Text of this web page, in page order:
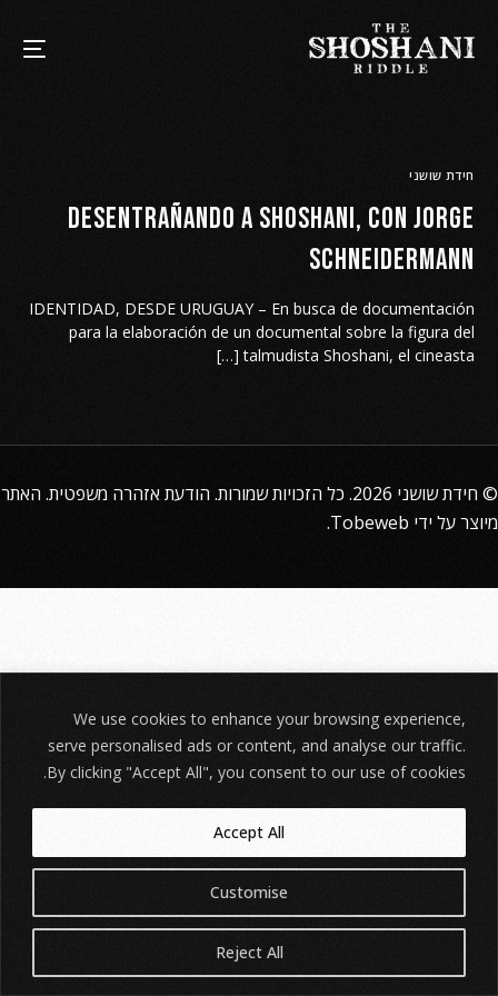
We use cookies to enhance your browsing experience,
serve personalised ads or content, and analyse our traffic.
By clicking "Accept All", you consent to our use of cookies.
Customise
Reject All
Accept All
חידת שושני
Desentrañando a Shoshani, con Jorge
Schneidermann
IDENTIDAD, DESDE URUGUAY – En busca de documentación
para la elaboración de un documental sobre la figura del
talmudista Shoshani, el cineasta […]
© חידת שושני הודעת אזהרה משפטית. האתר
מיוצר על ידי Tobeweb
.